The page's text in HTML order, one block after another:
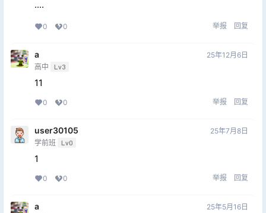
····
0 0 举报 回复
a
高中 Lv3
25年12月6日
11
0 0 举报 回复
user30105
学前班 Lv0
25年7月8日
1
0 0 举报 回复
a 25年5月16日